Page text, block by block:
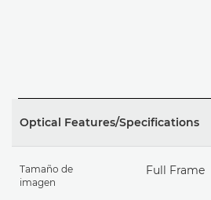
Optical Features/Specifications
Tamaño de
imagen
Full Frame